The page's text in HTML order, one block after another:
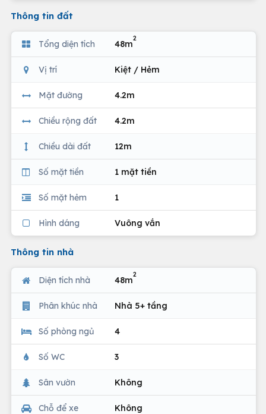
Thông tin đất
Tổng diện tích 48m
2
Vị trí Kiệt / Hẻm
Mặt đường 4.2m
Chiều rộng đất 4.2m
Chiều dài đất 12m
Số mặt tiền 1 mặt tiền
Số mặt hẻm 1
Hình dáng Vuông vắn
Thông tin nhà
Diện tích nhà 48m
2
Phân khúc nhà Nhà 5+ tầng
Số phòng ngủ 4
Số WC 3
Sân vườn Không
Chỗ để xe Không